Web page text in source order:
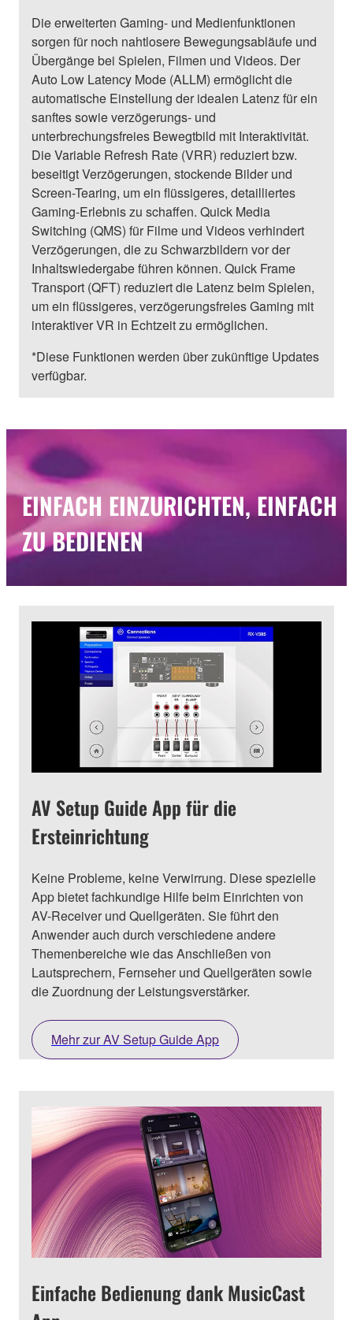
Die erweiterten Gaming- und Medienfunktionen
sorgen für noch nahtlosere Bewegungsabläufe und
Übergänge bei Spielen, Filmen und Videos. Der
Auto Low Latency Mode (ALLM) ermöglicht die
automatische Einstellung der idealen Latenz für ein
sanftes sowie verzögerungs- und
unterbrechungsfreies Bewegtbild mit Interaktivität.
Die Variable Refresh Rate (VRR) reduziert bzw.
beseitigt Verzögerungen, stockende Bilder und
Screen-Tearing, um ein flüssigeres, detailliertes
Gaming-Erlebnis zu schaffen. Quick Media
Switching (QMS) für Filme und Videos verhindert
Verzögerungen, die zu Schwarzbildern vor der
Inhaltswiedergabe führen können. Quick Frame
Transport (QFT) reduziert die Latenz beim Spielen,
um ein flüssigeres, verzögerungsfreies Gaming mit
interaktiver VR in Echtzeit zu ermöglichen.
*Diese Funktionen werden über zukünftige Updates
verfügbar.
EINFACH EINZURICHTEN, EINFACH
ZU BEDIENEN
AV Setup Guide App für die
Ersteinrichtung
Keine Probleme, keine Verwirrung. Diese spezielle
App bietet fachkundige Hilfe beim Einrichten von
AV-Receiver und Quellgeräten. Sie führt den
Anwender auch durch verschiedene andere
Themenbereiche wie das Anschließen von
Lautsprechern, Fernseher und Quellgeräten sowie
die Zuordnung der Leistungsverstärker.
Mehr zur AV Setup Guide App
Einfache Bedienung dank MusicCast